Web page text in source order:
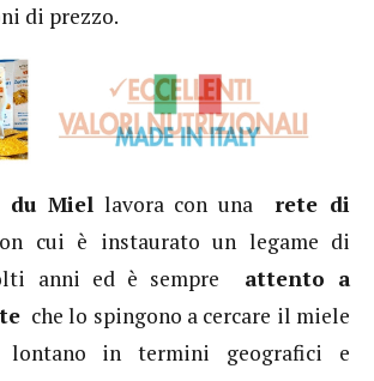
di prezzo.
du Miel lavora con una rete di
cui è instaurato un legame di
anni ed è sempre attento a
che lo spingono a cercare il miele
lontano in termini geografici e